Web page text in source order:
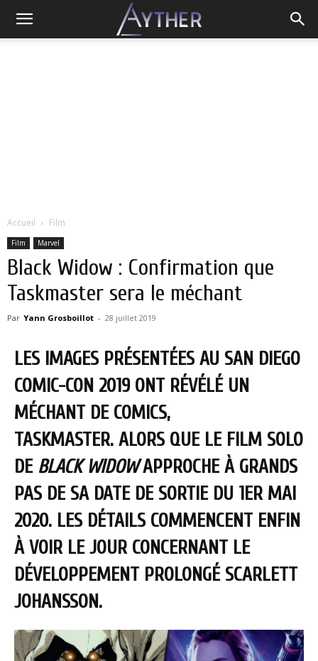
Accueil Film
Film Marvel
Black Widow : Confirmation que
Taskmaster sera le méchant
Par Yann Grosboillot - 28 juillet 2019
LES IMAGES PRÉSENTÉES AU SAN DIEGO
COMIC-CON 2019 ONT RÉVÉLÉ UN
MÉCHANT DE COMICS,
TASKMASTER. ALORS QUE LE FILM SOLO
DE BLACK WIDOWAPPROCHE À GRANDS
PAS DE SA DATE DE SORTIE DU 1ER MAI
2020. LES DÉTAILS COMMENCENT ENFIN
À VOIR LE JOUR CONCERNANT LE
DÉVELOPPEMENT PROLONGÉ SCARLETT
JOHANSSON.